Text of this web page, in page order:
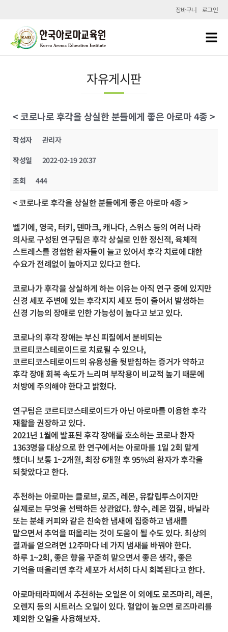
장바구니 로그인
자유게시판
< 코로나로 후각을 상실한 분들에게 좋은 아로마 4종 >
작성자
관리자
작성일
2022-02-19 20:37
조회
444
< 코로나로 후각을 상실한 분들에게 좋은 아로마 4종 >
벨기에, 영국, 터키, 덴마크, 캐나다, 스위스 등의 여러 나라
의사로 구성된 연구팀은 후각 상실로 인한 정신적, 육체적
스트레스를 경험한 환자들이 늘고 있어서 후각 치료에 대한
수요가 전례없이 높아지고 있다고 한다.
코로나가 후각을 상실하게 하는 이유는 아직 연구 중에 있지만
신경 세포 주변에 있는 후각지지 세포 등이 줄어서 발생하는
신경 기능의 장애로 인한 가능성이 높다고 보고 있다.
코로나의 후각 장애는 부신 피질에서 분비되는
코르티코스테로이드로 치료될 수 있으나,
코르티코스테로이드의 유용성을 뒷받침하는 증거가 약하고
후각 장애 회복 속도가 느리며 부작용이 비교적 높기 때문에
처방에 주의해야 한다고 밝혔다.
연구팀은 코르티코스테로이드가 아닌 아로마를 이용한 후각
재활을 권장하고 있다.
2021년 1월에 발표된 후각 장애를 호소하는 코로나 환자
1363명을 대상으로 한 연구에서는 아로마를 1일 2회 맡게
했더니 보통 1~2개월, 최장 6개월 후 95%의 환자가 후각을
되찾았다고 한다.
추천하는 아로마는 클로브, 로즈, 레몬, 유칼립투스이지만
실제로는 무엇을 선택하든 상관없다. 향수, 레몬 껍질, 바닐라
또는 분쇄 커피와 같은 친숙한 냄새에 집중하고 냄새를
맡으면서 추억을 떠올리는 것이 도움이 될 수도 있다. 최상의
결과를 얻으려면 12주마다 네 가지 냄새를 바꿔야 한다.
하루 1~2회, 좋은 향을 꾸준히 맡으면서 좋은 생각, 좋은
기억을 떠올리면 후각 세포가 서서히 다시 회복된다고 한다.
아로마테라피에서 추천하는 오일은 이 외에도 로즈마리, 레몬,
오렌지 등의 시트러스 오일이 있다. 혈압이 높으면 로즈마리를
제외한 오일을 사용해보자.